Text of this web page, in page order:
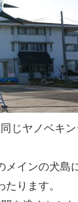
じヤノベキン
インの犬島
ります。